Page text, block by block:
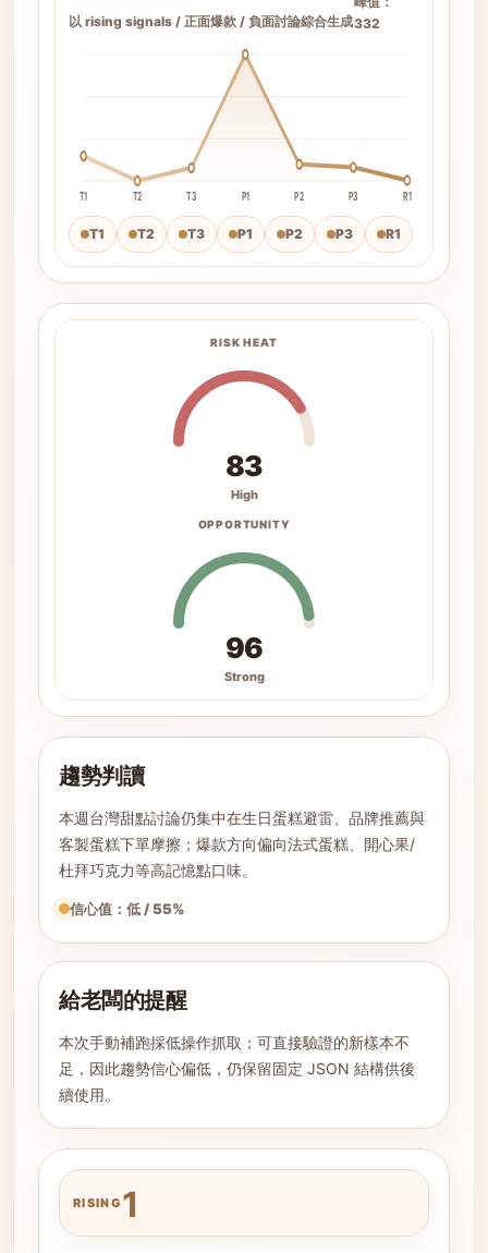
以 rising signals / 正面爆款 / 負面討論綜合生成332
T1 T2 T3 P1 P2 P3 R1
T1 T2 T3 P1 P2 P3 R1
RISK HEAT
83
High
OPPORTUNITY
96
Strong
趨勢判讀
本週台灣甜點討論仍集中在生日蛋糕避雷、品牌推薦與
客製蛋糕下單摩擦；爆款方向偏向法式蛋糕、開心果/
杜拜巧克力等高記憶點口味。
信心值：低 / 55%
給老闆的提醒
本次手動補跑採低操作抓取；可直接驗證的新樣本不
足，因此趨勢信心偏低，仍保留固定 JSON 結構供後
續使用。
RISING 1